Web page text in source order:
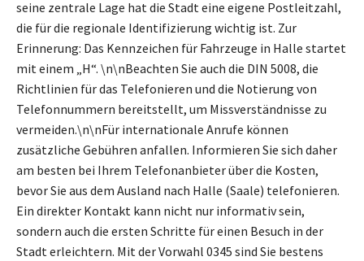
seine zentrale Lage hat die Stadt eine eigene Postleitzahl,
die für die regionale Identifizierung wichtig ist. Zur
Erinnerung: Das Kennzeichen für Fahrzeuge in Halle startet
mit einem „H“. \n\nBeachten Sie auch die DIN 5008, die
Richtlinien für das Telefonieren und die Notierung von
Telefonnummern bereitstellt, um Missverständnisse zu
vermeiden.\n\nFür internationale Anrufe können
zusätzliche Gebühren anfallen. Informieren Sie sich daher
am besten bei Ihrem Telefonanbieter über die Kosten,
bevor Sie aus dem Ausland nach Halle (Saale) telefonieren.
Ein direkter Kontakt kann nicht nur informativ sein,
sondern auch die ersten Schritte für einen Besuch in der
Stadt erleichtern. Mit der Vorwahl 0345 sind Sie bestens